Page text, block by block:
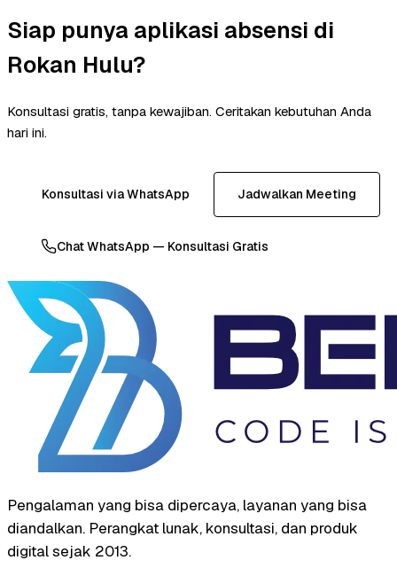
Siap punya aplikasi absensi di
Rokan Hulu?
Konsultasi gratis, tanpa kewajiban. Ceritakan kebutuhan Anda
hari ini.
Konsultasi via WhatsApp Jadwalkan Meeting
Chat WhatsApp — Konsultasi Gratis
Pengalaman yang bisa dipercaya, layanan yang bisa
diandalkan. Perangkat lunak, konsultasi, dan produk
digital sejak 2013.